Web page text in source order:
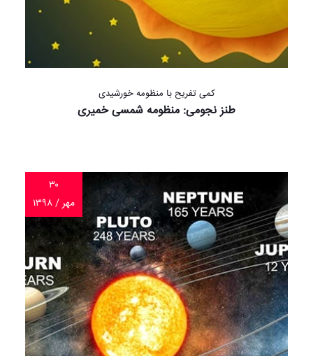
کمی تفریح با منظومه خورشیدی
طنز نجومی: منظومه شمسی خمیری
۳۰
مهر / ۱۳۹۸